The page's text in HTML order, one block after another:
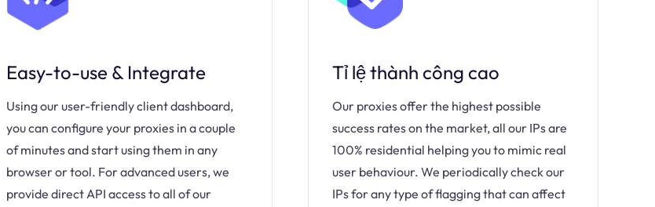
Easy-to-use & Integrate
Using our user-friendly client dashboard,
you can configure your proxies in a couple
of minutes and start using them in any
browser or tool. For advanced users, we
provide direct API access to all of our
Tỉ lệ thành công cao
Our proxies offer the highest possible
success rates on the market, all our IPs are
100% residential helping you to mimic real
user behaviour. We periodically check our
IPs for any type of flagging that can affect